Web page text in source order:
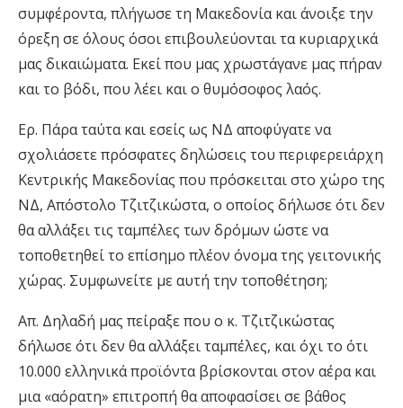
συμφέροντα, πλήγωσε τη Μακεδονία και άνοιξε την
όρεξη σε όλους όσοι επιβουλεύονται τα κυριαρχικά
μας δικαιώματα. Εκεί που μας χρωστάγανε μας πήραν
και το βόδι, που λέει και ο θυμόσοφος λαός.
Ερ. Πάρα ταύτα και εσείς ως ΝΔ αποφύγατε να
σχολιάσετε πρόσφατες δηλώσεις του περιφερειάρχη
Κεντρικής Μακεδονίας που πρόσκειται στο χώρο της
ΝΔ, Απόστολο Τζιτζικώστα, ο οποίος δήλωσε ότι δεν
θα αλλάξει τις ταμπέλες των δρόμων ώστε να
τοποθετηθεί το επίσημο πλέον όνομα της γειτονικής
χώρας. Συμφωνείτε με αυτή την τοποθέτηση;
Απ. Δηλαδή μας πείραξε που ο κ. Τζιτζικώστας
δήλωσε ότι δεν θα αλλάξει ταμπέλες, και όχι το ότι
10.000 ελληνικά προϊόντα βρίσκονται στον αέρα και
μια «αόρατη» επιτροπή θα αποφασίσει σε βάθος